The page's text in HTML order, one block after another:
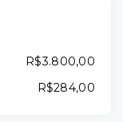
R$3.800,00
R$284,00